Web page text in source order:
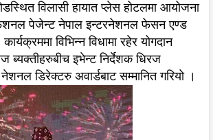
विलासी हायात प्लेस होटलमा आयोजना
पेजेन्ट नेपाल इन्टरनेशनल फेसन एण्ड
विभिन्न विधामा रहेर योगदान
ब्यक्तीहरुबीच इभेन्ट निर्देशक धिरज
डिरेक्टरु अवार्डबाट सम्मानित गरियो ।